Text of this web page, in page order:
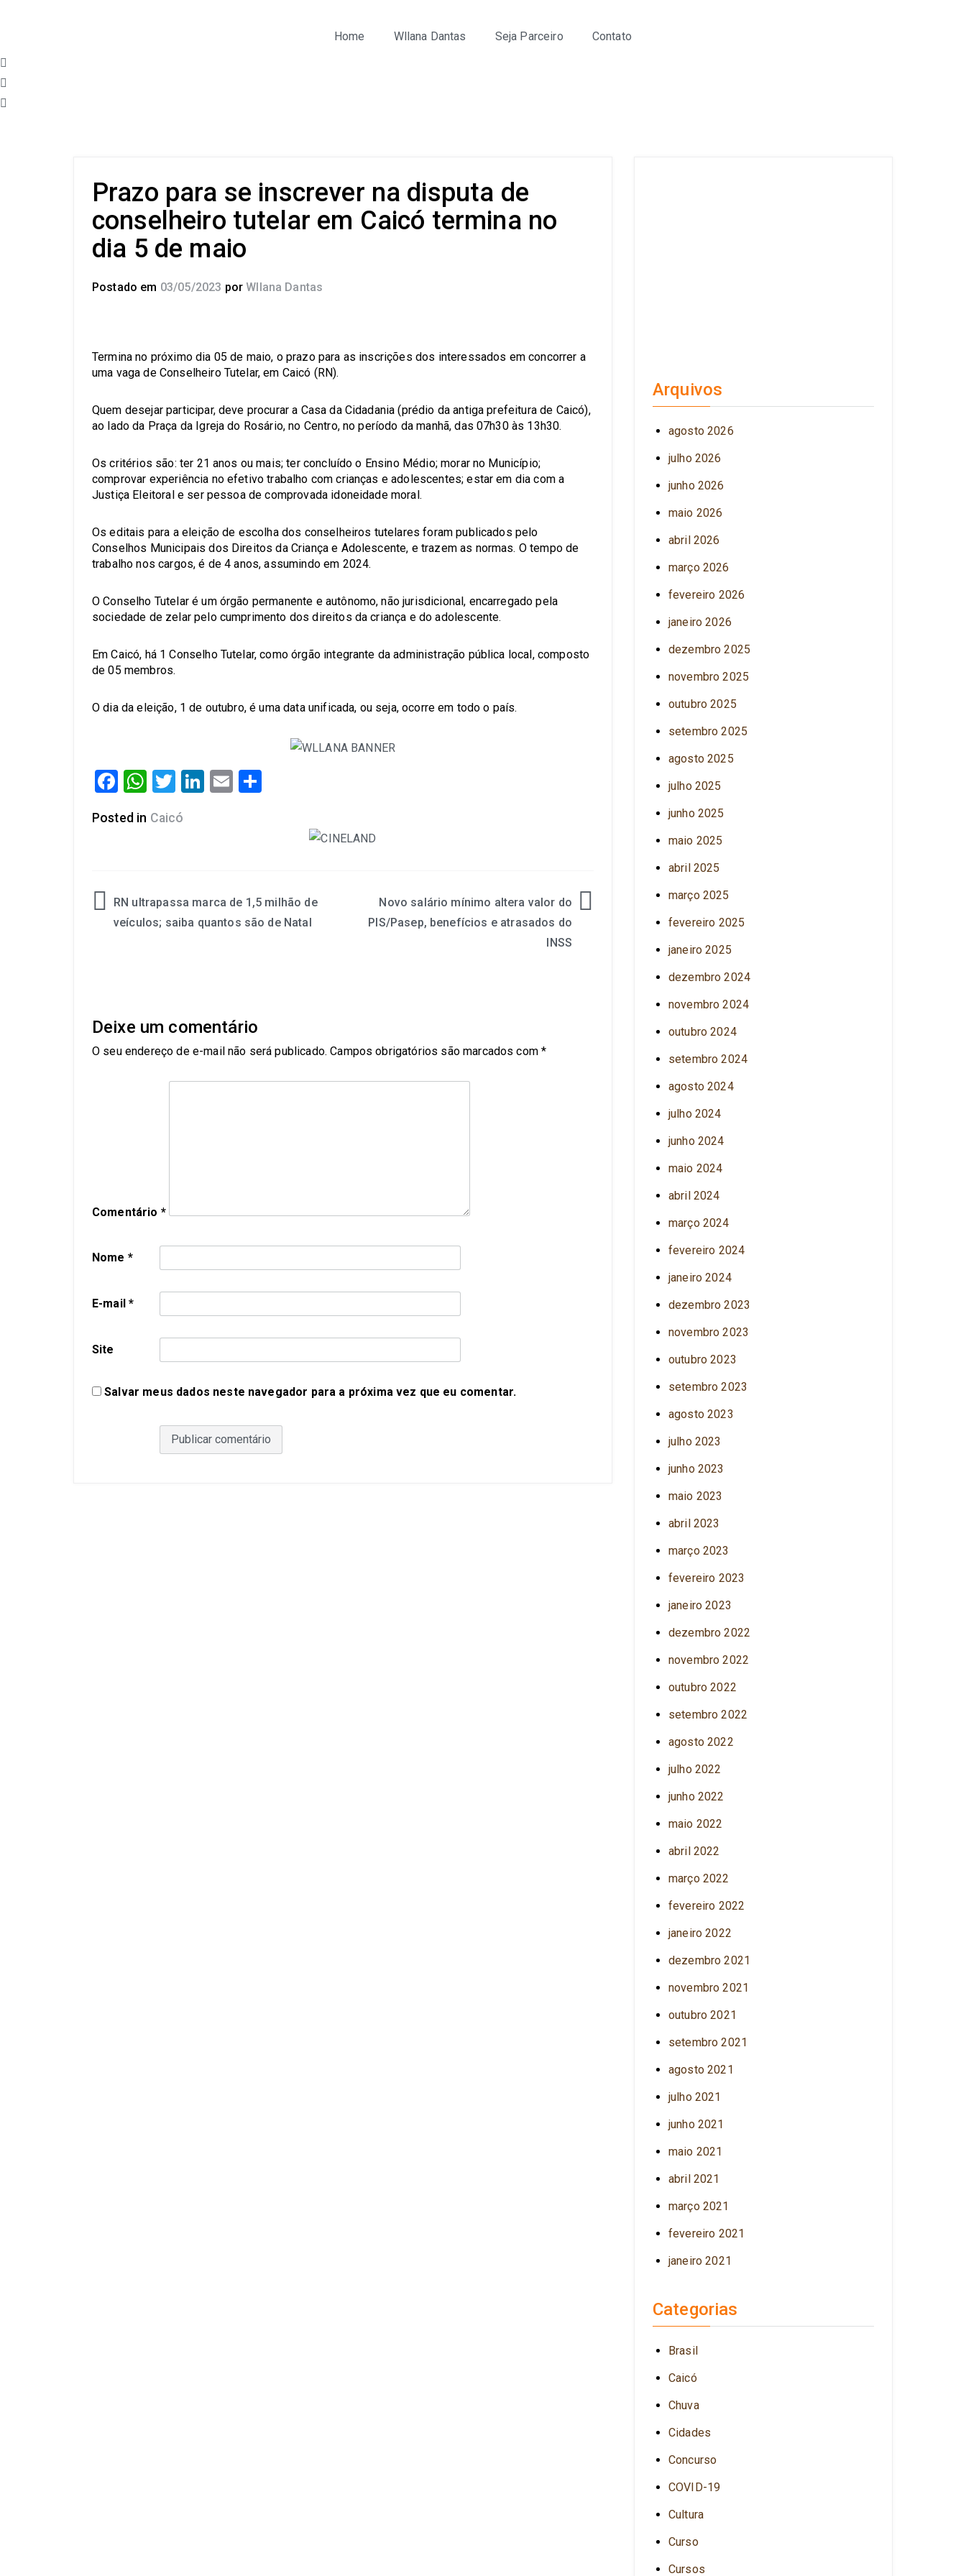
Home Wllana Dantas Seja Parceiro Contato
Prazo para se inscrever na disputa de
conselheiro tutelar em Caicó termina no
dia 5 de maio
Postado em 03/05/2023 por Wllana Dantas
Termina no próximo dia 05 de maio, o prazo para as inscrições dos interessados em concorrer a
uma vaga de Conselheiro Tutelar, em Caicó (RN).
Quem desejar participar, deve procurar a Casa da Cidadania (prédio da antiga prefeitura de Caicó),
ao lado da Praça da Igreja do Rosário, no Centro, no período da manhã, das 07h30 às 13h30.
Os critérios são: ter 21 anos ou mais; ter concluído o Ensino Médio; morar no Município;
comprovar experiência no efetivo trabalho com crianças e adolescentes; estar em dia com a
Justiça Eleitoral e ser pessoa de comprovada idoneidade moral.
Os editais para a eleição de escolha dos conselheiros tutelares foram publicados pelo
Conselhos Municipais dos Direitos da Criança e Adolescente, e trazem as normas. O tempo de
trabalho nos cargos, é de 4 anos, assumindo em 2024.
O Conselho Tutelar é um órgão permanente e autônomo, não jurisdicional, encarregado pela
sociedade de zelar pelo cumprimento dos direitos da criança e do adolescente.
Em Caicó, há 1 Conselho Tutelar, como órgão integrante da administração pública local, composto
de 05 membros.
O dia da eleição, 1 de outubro, é uma data unificada, ou seja, ocorre em todo o país.
Facebook
WhatsApp
Twitter
LinkedIn
Email
Posted in Caicó
Navegação
RN ultrapassa marca de 1,5 milhão de
veículos; saiba quantos são de Natal
Novo salário mínimo altera valor do
PIS/Pasep, benefícios e atrasados do
INSS
Deixe um comentário
O seu endereço de e-mail não será publicado. Campos obrigatórios são marcados com*
Comentário *
Nome *
E-mail*
Site
Salvar meus dados neste navegador para a próxima vez que eu comentar.
Arquivos
agosto 2026
julho 2026
junho 2026
maio 2026
abril 2026
março 2026
fevereiro 2026
janeiro 2026
dezembro 2025
novembro 2025
outubro 2025
setembro 2025
agosto 2025
julho 2025
junho 2025
maio 2025
abril 2025
março 2025
fevereiro 2025
janeiro 2025
dezembro 2024
novembro 2024
outubro 2024
setembro 2024
agosto 2024
julho 2024
junho 2024
maio 2024
abril 2024
março 2024
fevereiro 2024
janeiro 2024
dezembro 2023
novembro 2023
outubro 2023
setembro 2023
agosto 2023
julho 2023
junho 2023
maio 2023
abril 2023
março 2023
fevereiro 2023
janeiro 2023
dezembro 2022
novembro 2022
outubro 2022
setembro 2022
agosto 2022
julho 2022
junho 2022
maio 2022
abril 2022
março 2022
fevereiro 2022
janeiro 2022
dezembro 2021
novembro 2021
outubro 2021
setembro 2021
agosto 2021
julho 2021
junho 2021
maio 2021
abril 2021
março 2021
fevereiro 2021
janeiro 2021
Categorias
Brasil
Caicó
Chuva
Cidades
Concurso
COVID-19
Cultura
Curso
Cursos